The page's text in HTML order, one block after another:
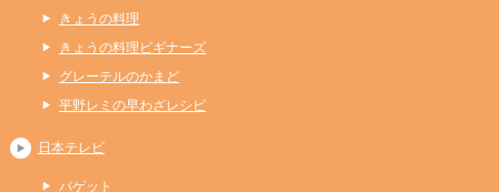
きょうの料理
きょうの料理ビギナーズ
グレーテルのかまど
平野レミの早わざレシピ
日本テレビ
バゲット